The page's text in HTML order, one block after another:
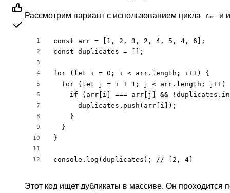
Рассмотрим вариант с использованием цикла for и
1
2
3
4
5
6
7
8
9
10
11
12
const arr = [1, 2, 3, 2, 4, 5, 4, 6];
const duplicates = [];
for (let i = 0; i < arr.length; i++) {
for (let j = i + 1; j < arr.length; j++)
if (arr[i] === arr[j] &&
      duplicates.push(arr[i]);
    }
  }
}
console.log(duplicates); // [2, 4]
Этот код ищет дубликаты в массиве. Он проходится